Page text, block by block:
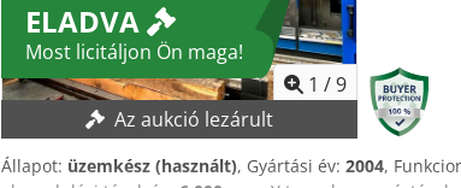
ELADVA
Most licitáljon Ön maga!
1 /9
Az aukció lezárult
Állapot: üzemkész (használt), Gyártási év: 2004,